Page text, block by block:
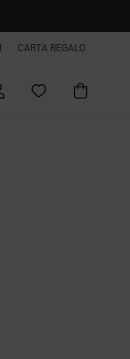
CARTA REGALO